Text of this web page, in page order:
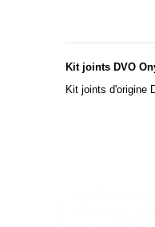
Kit joints DVO
Kit joints d'origine